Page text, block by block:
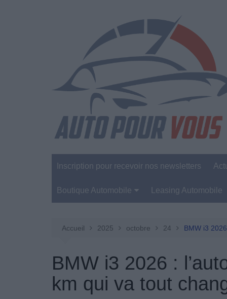
Inscription pour recevoir nos newsletters
Boutique Automobile
Entretien Automobile
Produits Boutique
Leasing Automobile
Accueil 2025 octobre 24 BMW i3
BMW i3 2026 :
km qui va tout